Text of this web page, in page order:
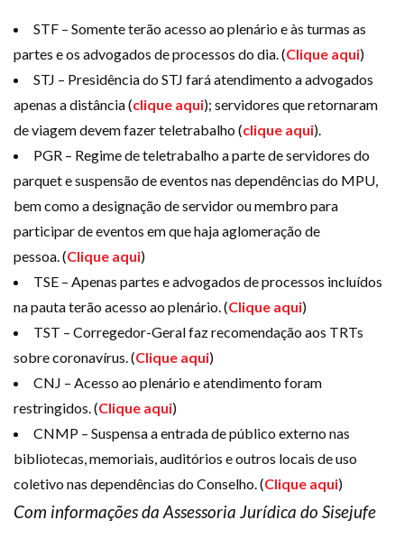
STF – Somente terão acesso ao plenário e às turmas as
partes e os advogados de processos do dia. (Clique aqui)
STJ – Presidência do STJ fará atendimento a advogados
apenas a distância (clique aqui); servidores que retornaram
de viagem devem fazer teletrabalho (clique aqui).
PGR – Regime de teletrabalho a parte de servidores do
parquet e suspensão de eventos nas dependências do MPU,
bem como a designação de servidor ou membro para
participar de eventos em que haja aglomeração de
pessoa. (Clique aqui)
TSE – Apenas partes e advogados de processos incluídos
na pauta terão acesso ao plenário. (Clique aqui)
TST – Corregedor-Geral faz recomendação aos TRTs
sobre coronavírus. (Clique aqui)
CNJ – Acesso ao plenário e atendimento foram
restringidos. (Clique aqui)
CNMP – Suspensa a entrada de público externo nas
bibliotecas, memoriais, auditórios e outros locais de uso
coletivo nas dependências do Conselho. (Clique aqui)
Com informações da Assessoria Jurídica do Sisejufe